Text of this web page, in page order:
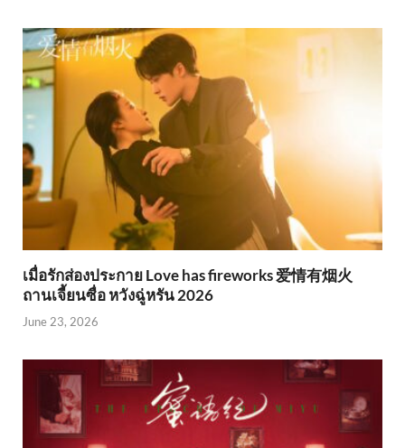
เมื่อรักส่องประกาย Love has fireworks 爱情有烟火
ถานเจี้ยนซื่อ หวังฉู่หรัน 2026
June 23, 2026